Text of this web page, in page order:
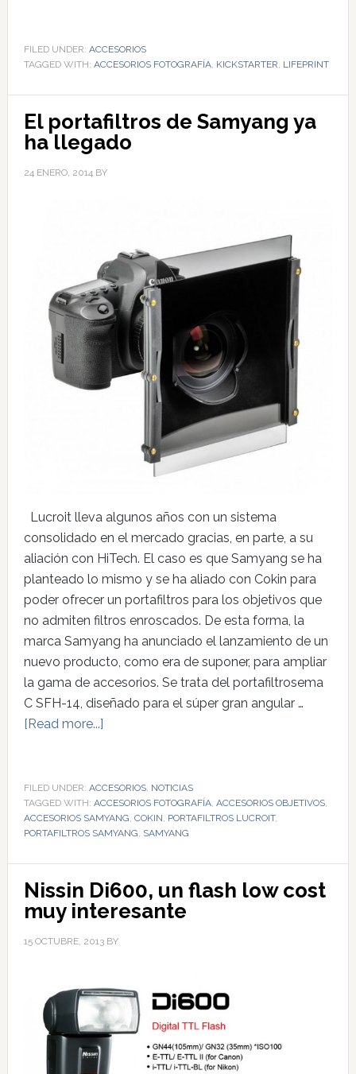
FILED UNDER: ACCESORIOS
TAGGED WITH: ACCESORIOS FOTOGRAFÍA, KICKSTARTER, LIFEPRINT
El portafiltros de Samyang ya
ha llegado
24 ENERO, 2014BY
Lucroit lleva algunos años con un sistema
consolidado en el mercado gracias, en parte, a su
aliación con HiTech. El caso es que Samyang se ha
planteado lo mismo y se ha aliado con Cokin para
poder ofrecer un portafiltros para los objetivos que
no admiten filtros enroscados. De esta forma, la
marca Samyang ha anunciado el lanzamiento de un
nuevo producto, como era de suponer, para ampliar
la gama de accesorios. Se trata del portafiltrosema
C SFH-14, diseñado para el súper gran angular …
[Read more...]
FILED UNDER: ACCESORIOS, NOTICIAS
TAGGED WITH: ACCESORIOS FOTOGRAFÍA, ACCESORIOS OBJETIVOS,
ACCESORIOS SAMYANG COKIN PORTAFILTROS LUCROIT,
PORTAFILTROS SAMYANG SAMYANG
Nissin Di600, un flash low cost
muy interesante
15 OCTUBRE, 2013BY